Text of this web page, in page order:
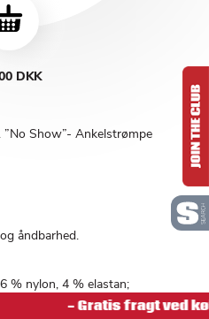
DKK
”No Show”- Ankelstrømpe
åndbarhed.
% nylon, 4 % elastan;
% nylon, 5 % elastan- Gratis fragt ved